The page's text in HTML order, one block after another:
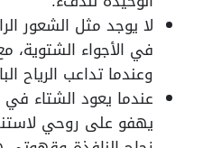
لا يوجد مثل الشعور
في الأجواء الشتوية،
وعندما تداعب الرياح
عندما يعود الشتاء
يهفو على روحي